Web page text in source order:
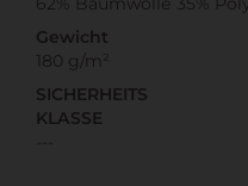
Gewicht
180 g/m²
SICHERHEITS
KLASSE